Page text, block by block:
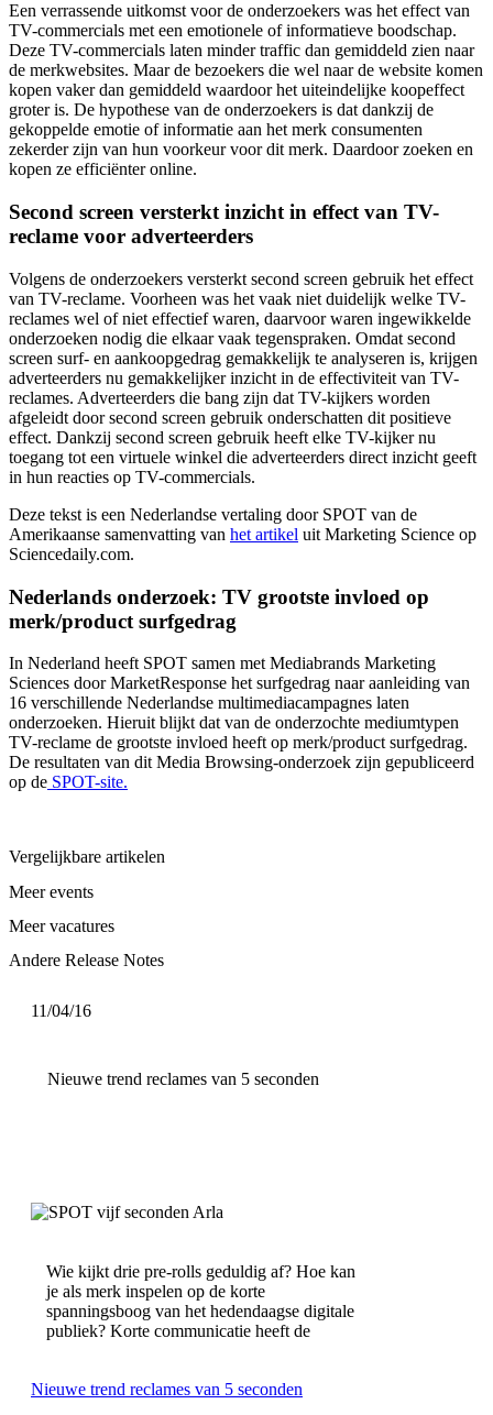
Een verrassende uitkomst voor de onderzoekers was het effect van
TV-commercials met een emotionele of informatieve boodschap.
Deze TV-commercials laten minder traffic dan gemiddeld zien naar
de merkwebsites. Maar de bezoekers die wel naar de website komen
kopen vaker dan gemiddeld waardoor het uiteindelijke koopeffect
groter is. De hypothese van de onderzoekers is dat dankzij de
gekoppelde emotie of informatie aan het merk consumenten
zekerder zijn van hun voorkeur voor dit merk. Daardoor zoeken en
kopen ze efficiënter online.
Second screen versterkt inzicht in effect van TV-
reclame voor adverteerders
Volgens de onderzoekers versterkt second screen gebruik het effect
van TV-reclame. Voorheen was het vaak niet duidelijk welke TV-
reclames wel of niet effectief waren, daarvoor waren ingewikkelde
onderzoeken nodig die elkaar vaak tegenspraken. Omdat second
screen surf- en aankoopgedrag gemakkelijk te analyseren is, krijgen
adverteerders nu gemakkelijker inzicht in de effectiviteit van TV-
reclames. Adverteerders die bang zijn dat TV-kijkers worden
afgeleidt door second screen gebruik onderschatten dit positieve
effect. Dankzij second screen gebruik heeft elke TV-kijker nu
toegang tot een virtuele winkel die adverteerders direct inzicht geeft
in hun reacties op TV-commercials.
Deze tekst is een Nederlandse vertaling door SPOT van de
Amerikaanse samenvatting van het artikel uit Marketing Science op
Sciencedaily.com.
Nederlands onderzoek: TV grootste invloed op
merk/product surfgedrag
In Nederland heeft SPOT samen met Mediabrands Marketing
Sciences door MarketResponse het surfgedrag naar aanleiding van
16 verschillende Nederlandse multimediacampagnes laten
onderzoeken. Hieruit blijkt dat van de onderzochte mediumtypen
TV-reclame de grootste invloed heeft op merk/product surfgedrag.
De resultaten van dit Media Browsing-onderzoek zijn gepubliceerd
op de SPOT-site.
Vergelijkbare artikelen
Meer events
Meer vacatures
Andere Release Notes
11/04/16
Nieuwe trend reclames van 5 seconden
Wie kijkt drie pre-rolls geduldig af? Hoe kan
je als merk inspelen op de korte
spanningsboog van het hedendaagse digitale
publiek? Korte communicatie heeft de
Nieuwe trend reclames van 5 seconden